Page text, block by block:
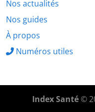
Nos actualités
Nos guides
À propos
Numéros utiles
Index Santé©